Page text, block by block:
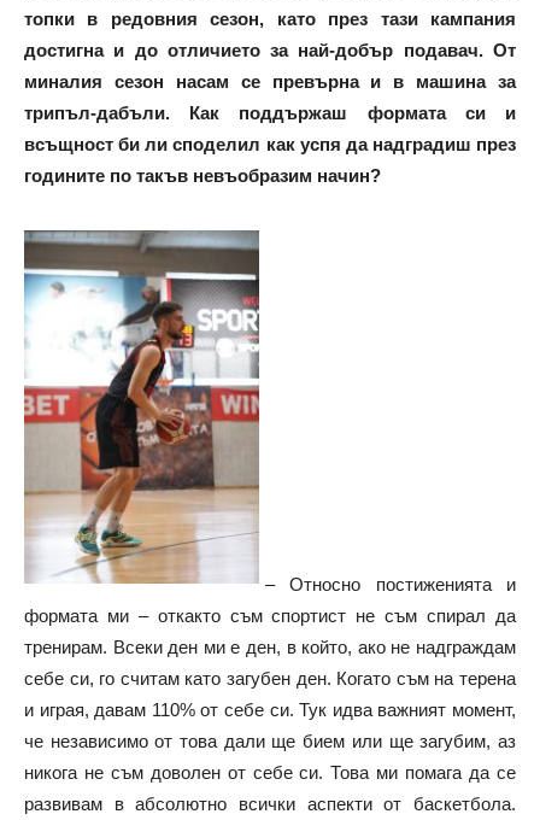
топки в редовния сезон, като през тази кампания
достигна и до отличието за най-добър подавач. От
миналия сезон насам се превърна и в машина за
трипъл-дабъли. Как поддържаш формата си и
всъщност би ли споделил как успя да надградиш през
годините по такъв невъобразим начин?
– Относно постиженията и
формата ми – откакто съм спортист не съм спирал да
тренирам. Всеки ден ми е ден, в който, ако не надграждам
себе си, го считам като загубен ден. Когато съм на терена
и играя, давам 110% от себе си. Тук идва важният момент,
че независимо от това дали ще бием или ще загубим, аз
никога не съм доволен от себе си. Това ми помага да се
развивам в абсолютно всички аспекти от баскетбола.